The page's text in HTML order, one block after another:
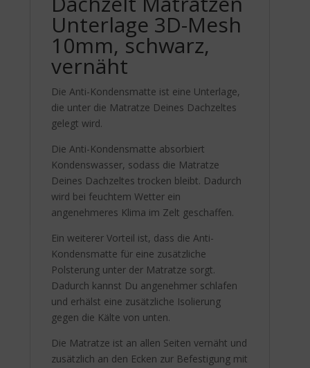
Unterlage 3D-Mesh
10mm, schwarz,
vernäht
Die Anti-Kondensmatte ist eine Unterlage,
die unter die Matratze Deines Dachzeltes
gelegt wird.
Die Anti-Kondensmatte absorbiert
Kondenswasser, sodass die Matratze
Deines Dachzeltes trocken bleibt. Dadurch
wird bei feuchtem Wetter ein
angenehmeres Klima im Zelt geschaffen.
Ein weiterer Vorteil ist, dass die Anti-
Kondensmatte für eine zusätzliche
Polsterung unter der Matratze sorgt.
Dadurch kannst Du angenehmer schlafen
und erhälst eine zusätzliche Isolierung
gegen die Kälte von unten.
Die Matratze ist an allen Seiten vernäht und
zusätzlich an den Ecken zur Befestigung mit